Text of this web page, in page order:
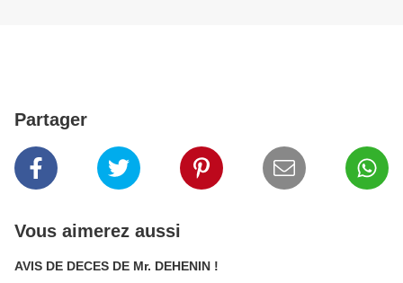
Partager
Vous aimerez aussi
AVIS DE DECES DE Mr. DEHENIN !